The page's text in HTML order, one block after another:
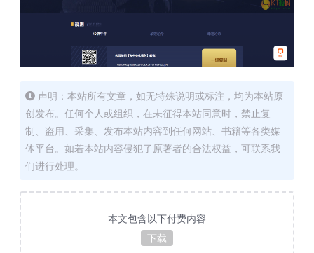
声明：本站所有文章，如无特殊说明或标注，均为本站原
创发布。任何个人或组织，在未征得本站同意时，禁止复
制、盗用、采集、发布本站内容到任何网站、书籍等各类媒
体平台。如若本站内容侵犯了原著者的合法权益，可联系我
们进行处理。
本文包含以下付费内容
下载